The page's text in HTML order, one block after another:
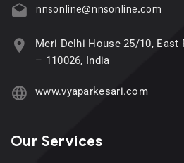
nnsonline@nnsonline.com
Meri Delhi House 25/10, East
– 110026, India
www.vyaparkesari.com
Our Services